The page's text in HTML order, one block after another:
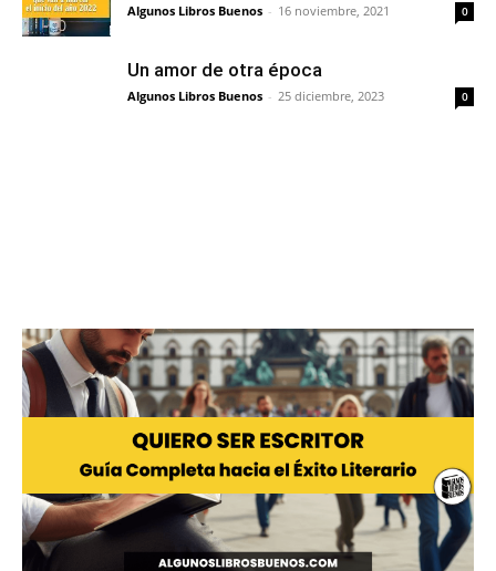
Algunos Libros Buenos - 16 noviembre, 2021 0
Un amor de otra época
Algunos Libros Buenos - 25 diciembre, 2023 0